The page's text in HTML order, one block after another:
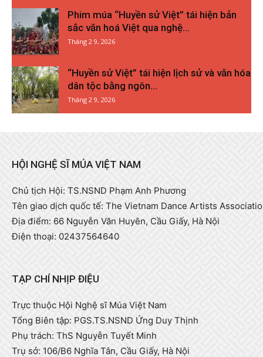
Phim múa “Huyền sử Việt” tái hiện bản
sắc văn hoá Việt qua nghệ...
Tháng 2 9, 2026
“Huyền sử Việt” tái hiện lịch sử và văn hóa
dân tộc bằng ngôn...
Tháng 2 9, 2026
HỘI NGHỆ SĨ MÚA VIỆT NAM
Chủ tịch Hội: TS.NSND Phạm Anh Phương
Tên giao dịch quốc tế: The Vietnam Dance Artists
Địa điểm: 66 Nguyễn Văn Huyên, Cầu Giấy, Hà Nội
Điện thoại: 02437564640
TẠP CHÍ NHỊP ĐIỆU
Trực thuộc Hội Nghệ sĩ Múa Việt Nam
Tổng Biên tập: PGS.TS.NSND Ứng Duy Thịnh
Phụ trách: ThS Nguyễn Tuyết Minh
Trụ sở: 106/B6 Nghĩa Tân, Cầu Giấy, Hà Nội